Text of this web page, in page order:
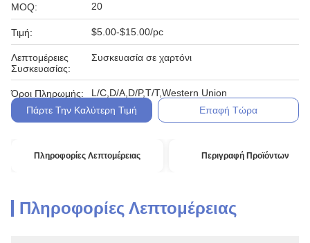
MOQ: 20
Τιμή: $5.00-$15.00/pc
Λεπτομέρειες
Συσκευασίας:
Συσκευασία σε χαρτόνι
Όροι Πληρωμής:
L/C,D/A,D/P,T/T,Western Union
Πάρτε Την Καλύτερη Τιμή
Επαφή Τώρα
Πληροφορίες Λεπτομέρειας Περιγραφή Προϊόντων
Πληροφορίες Λεπτομέρειας